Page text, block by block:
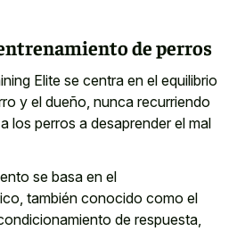
de perros
Elite se centra en el equilibrio
y el dueño, nunca recurriendo
los perros a desaprender el mal
se basa en el
también conocido como el
de respuesta,